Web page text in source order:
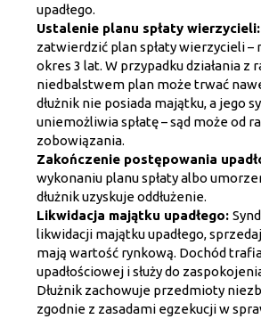
upadłego.
Ustalenie planu spłaty
zatwierdzić plan spłaty wierzycieli –
okres 3 lat. W przypadku działania z
niedbalstwem plan może trwać
dłużnik nie posiada majątku, a jego
uniemożliwia spłatę – sąd może od
zobowiązania.
Zakończenie postępowania
wykonaniu planu spłaty albo
dłużnik uzyskuje oddłużenie.
Likwidacja majątku upadłego:
likwidacji majątku upadłego,
mają wartość rynkową. Dochód
upadłościowej i służy do
Dłużnik zachowuje przedmioty
zgodnie z zasadami egzekucji w